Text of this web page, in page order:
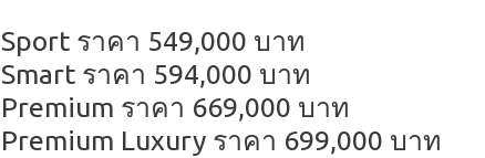
ราคา 549,000 บาท
ราคา 594,000 บาท
ราคา 669,000 บาท
Luxury ราคา 699,000 บาท